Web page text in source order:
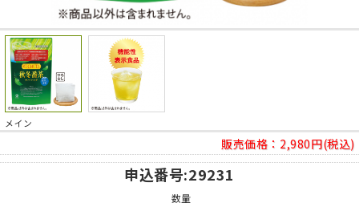
メイン
販売価格： 2,980円(税込)
申込番号:29231
数量